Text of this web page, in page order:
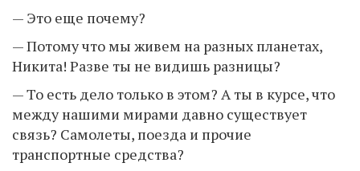
— Это еще почему?
— Потому что мы живем на разных планетах,
Никита! Разве ты не видишь разницы?
— То есть дело только в этом? А ты в курсе, что
между нашими мирами давно существует
связь? Самолеты, поезда и прочие
транспортные средства?